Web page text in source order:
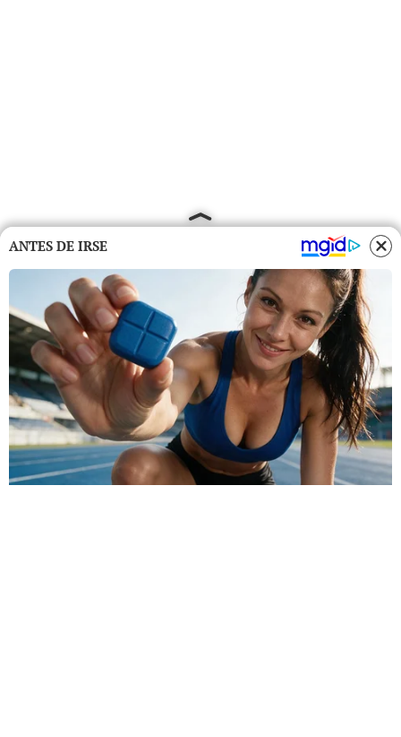
ANTES DE IRSE